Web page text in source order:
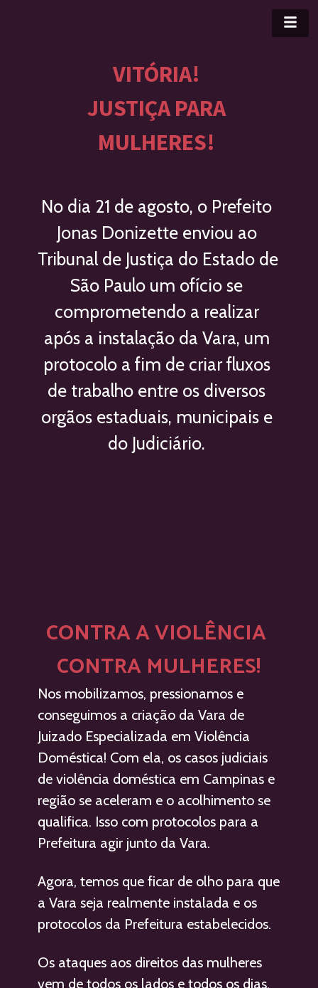
VITÓRIA!
JUSTIÇA PARA
MULHERES!
No dia 21 de agosto, o Prefeito
Jonas Donizette enviou ao
São Paulo um ofício se
comprometendo a realizar
após a instalação da Vara, um
protocolo a fim de criar fluxos
de trabalho entre os diversos
orgãos estaduais, municipais e
do Judiciário.
CONTRA A VIOLÊNCIA
CONTRA MULHERES!
Nos mobilizamos, pressionamos e
conseguimos a criação da Vara de
Juizado Especializada em Violência
Doméstica! Com ela, os casos judiciais
de violência doméstica em Campinas e
região se aceleram e o acolhimento se
qualifica. Isso com protocolos para a
Prefeitura agir junto da Vara.
Agora, temos que ficar de olho para que
a Vara seja realmente instalada e os
protocolos da Prefeitura estabelecidos.
Os ataques aos direitos das mulheres